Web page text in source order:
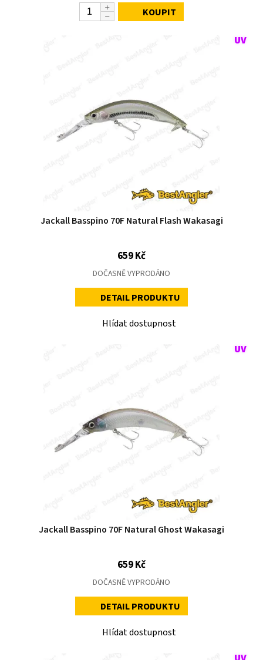
KOUPIT
Jackall Basspino 70F Natural Flash Wakasagi
659 Kč
DOČASNĚ VYPRODÁNO
DETAIL PRODUKTU
Hlídat dostupnost
Jackall Basspino 70F Natural Ghost Wakasagi
659 Kč
DOČASNĚ VYPRODÁNO
DETAIL PRODUKTU
Hlídat dostupnost